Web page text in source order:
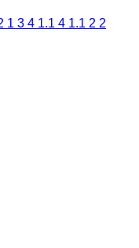
1 3 4 1.1 4 1.1 2 2